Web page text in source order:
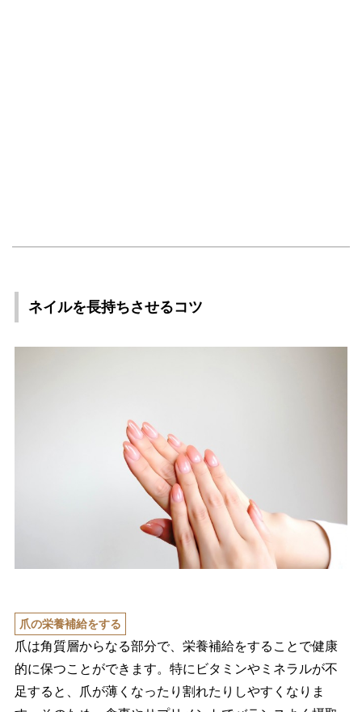
ネイルを長持ちさせるコツ
爪の栄養補給をする
爪は角質層からなる部分で、栄養補給をすることで健康
的に保つことができます。特にビタミンやミネラルが不
足すると、爪が薄くなったり割れたりしやすくなりま